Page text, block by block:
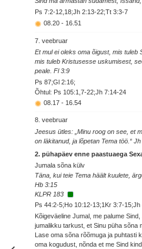
Ps 7:2-12,18;Jh 2:13-22;Tt 3:3-7
08.20 - 16.51
7. veebruar
Et mul ei oleks oma õigust, mis tuleb
mis tuleb Kristusesse uskumisest,
peale. Fl 3:9
Ps 87;Gl 2:16;
Õhtul: Ps 105:1,7-22;Jh 7:14-24
08.17 - 16.54
8. veebruar
Jeesus ütles: „Minu roog on see, et
on läkitanud, ja lõpetan Tema töö.“
2. pühapäev enne paastuaega
Jumala sõna külv
Täna, kui teie Tema häält kuulete,
Hb 3:15
KLPR 183
Ps 44:2-5;Ho 10:12-13;1Kr 3:7-15;Jh
Kõigeväeline Jumal, me palume
jumalikku tarkust, et Sinu püha sõna
Lase oma sõna rõõmuga ja puhtasti
oma kogudust, nõnda et me Sind